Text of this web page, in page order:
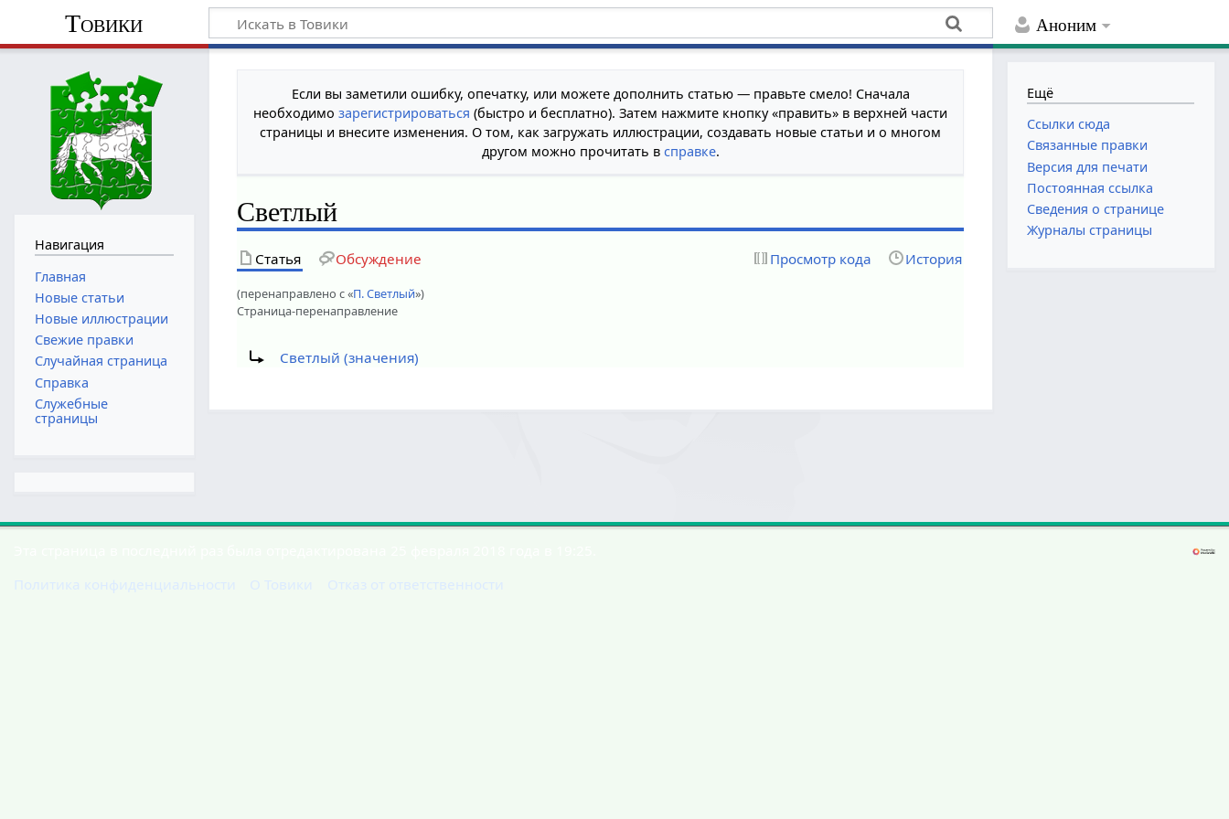
Аноним
Товики
Если вы заметили ошибку, опечатку, или можете дополнить статью — правьте смело! Сначала
необходимозарегистрироваться (быстро и бесплатно). Затем нажмите кнопку «править» в верхней части
страницы и внесите изменения. О том, как загружать иллюстрации, создавать новые статьи и о многом
другом можно прочитать в справке.
Светлый
Статья Обсуждение Просмотр кода История
(перенаправлено с «П. Светлый»)
Страница-перенаправление
Светлый (значения)
Навигация
Главная
Новые статьи
Новые иллюстрации
Свежие правки
Случайная страница
Справка
Служебные
страницы
Ещё
Ссылки сюда
Связанные правки
Версия для печати
Постоянная ссылка
Сведения о странице
Журналы страницы